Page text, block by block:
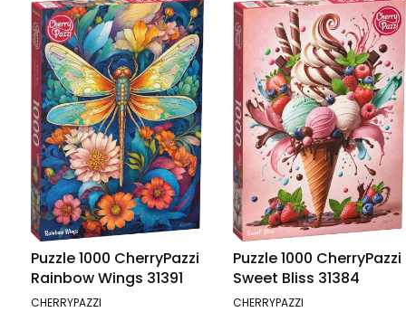
Puzzle 1000 CherryPazzi
Rainbow Wings 31391
PRODUCENT
CHERRYPAZZI
Puzzle 1000 CherryPazzi
Sweet Bliss 31384
PRODUCENT
CHERRYPAZZI